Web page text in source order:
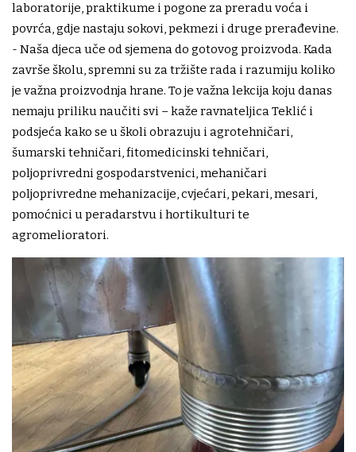
laboratorije, praktikume i pogone za preradu voća i
povrća, gdje nastaju sokovi, pekmezi i druge prerađevine.
- Naša djeca uče od sjemena do gotovog proizvoda. Kada
završe školu, spremni su za tržište rada i razumiju koliko
je važna proizvodnja hrane. To je važna lekcija koju danas
nemaju priliku naučiti svi – kaže ravnateljica Teklić i
podsjeća kako se u školi obrazuju i agrotehničari,
šumarski tehničari, fitomedicinski tehničari,
poljoprivredni gospodarstvenici, mehaničari
poljoprivredne mehanizacije, cvjećari, pekari, mesari,
pomoćnici u peradarstvu i hortikulturi te
agromelioratori.